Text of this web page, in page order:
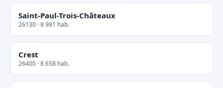
Saint-Paul-Trois-Châteaux
26130 · 8 981 hab.
Crest
26400 · 8 658 hab.